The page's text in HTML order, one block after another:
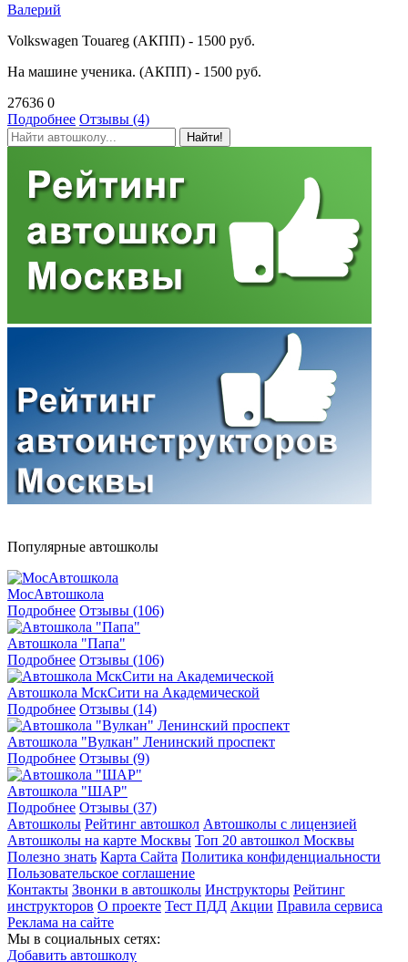
Валерий
Volkswagen Touareg (АКПП) - 1500 руб.
На машине ученика. (АКПП) - 1500 руб.
27636 0
Подробнее Отзывы (4)
Найти!
Популярные автошколы
МосАвтошкола
Подробнее Отзывы (106)
Автошкола "Папа"
Подробнее Отзывы (106)
Автошкола МскСити на Академической
Подробнее Отзывы (14)
Автошкола "Вулкан" Ленинский проспект
Подробнее Отзывы (9)
Автошкола "ШАР"
Подробнее Отзывы (37)
Автошколы Рейтинг автошкол Автошколы с лицензией
Автошколы на карте Москвы Топ 20 автошкол Москвы
Полезно знать Карта Сайта Политика конфиденциальности
Пользовательское соглашение
Контакты Звонки в автошколы Инструкторы Рейтинг
инструкторов О проекте Тест ПДД Акции Правила сервиса
Реклама на сайте
Мы в социальных сетях:
Добавить автошколу